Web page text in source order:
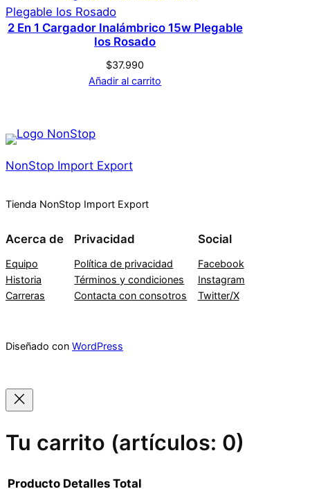
2 En 1 Cargador Inalámbrico 15w Plegable
Ios Rosado
$37.990
Añadir al carrito
NonStop Import Export
Tienda NonStop Import Export
Acerca de
Equipo
Historia
Carreras
Privacidad
Política de privacidad
Términos y condiciones
Contacta con consotros
Social
Facebook
Instagram
Twitter/X
Diseñado con WordPress
Tu carrito (artículos: 0)
Producto Detalles Total